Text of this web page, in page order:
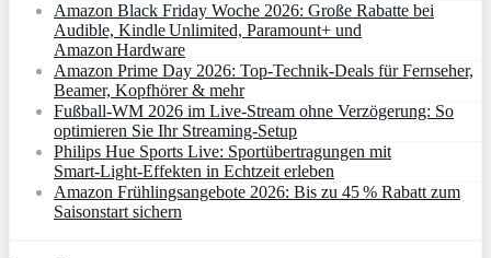
Amazon Black Friday Woche 2026: Große Rabatte bei
Audible, Kindle Unlimited, Paramount+ und
Amazon Hardware
Amazon Prime Day 2026: Top-Technik-Deals für Fernseher,
Beamer, Kopfhörer & mehr
Fußball-WM 2026 im Live-Stream ohne Verzögerung: So
optimieren Sie Ihr Streaming-Setup
Philips Hue Sports Live: Sportübertragungen mit
Smart‑Light‑Effekten in Echtzeit erleben
Amazon Frühlingsangebote 2026: Bis zu 45 % Rabatt zum
Saisonstart sichern